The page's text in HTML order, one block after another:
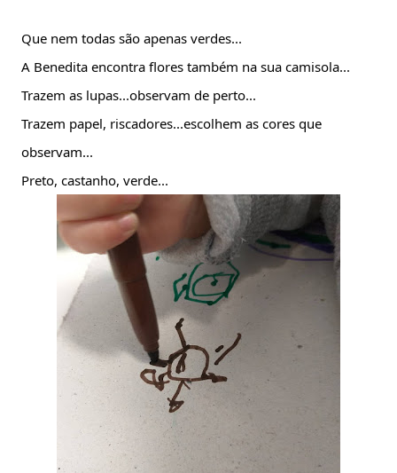
Que nem todas são apenas verdes...
A Benedita encontra flores também na sua camisola...
Trazem as lupas...observam de perto...
Trazem papel, riscadores...escolhem as cores que
observam...
Preto, castanho, verde...